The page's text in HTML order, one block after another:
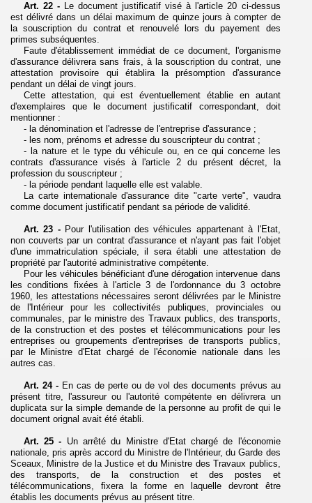
Art. 22 - Le document justificatif visé à l'article 20 ci-dessus
est délivré dans un délai maximum de quinze jours à compter de
la souscription du contrat et renouvelé lors du payement des
primes subséquentes.
Faute d'établissement immédiat de ce document, l'organisme
d'assurance délivrera sans frais, à la souscription du contrat, une
attestation provisoire qui établira la présomption d'assurance
pendant un délai de vingt jours.
Cette attestation, qui est éventuellement établie en autant
d'exemplaires que le document justificatif correspondant, doit
mentionner :
- la dénomination et l'adresse de l'entreprise d'assurance ;
- les nom, prénoms et adresse du souscripteur du contrat ;
- la nature et le type du véhicule ou, en ce qui concerne les
contrats d'assurance visés à l'article 2 du présent décret, la
profession du souscripteur ;
- la période pendant laquelle elle est valable.
La carte internationale d'assurance dite "carte verte", vaudra
comme document justificatif pendant sa période de validité.
Art. 23 -Pour l'utilisation des véhicules appartenant à l'Etat,
non couverts par un contrat d'assurance et n'ayant pas fait l'objet
d'une immatriculation spéciale, il sera établi une attestation de
propriété par l'autorité administrative compétente.
Pour les véhicules bénéficiant d'une dérogation intervenue dans
les conditions fixées à l'article 3 de l'ordonnance du 3 octobre
1960, les attestations nécessaires seront délivrées par le Ministre
de l'Intérieur pour les collectivités publiques, provinciales ou
communales, par le ministre des Travaux publics, des transports,
de la construction et des postes et télécommunications pour les
entreprises ou groupements d'entreprises de transports publics,
par le Ministre d'Etat chargé de l'économie nationale dans les
autres cas.
Art. 24 - En cas de perte ou de vol des documents prévus au
présent titre, l'assureur ou l'autorité compétente en délivrera un
duplicata sur la simple demande de la personne au profit de qui le
document orignal avait été établi.
Art. 25 - Un arrêté du Ministre d'Etat chargé de l'économie
nationale, pris après accord du Ministre de l'Intérieur, du Garde des
Sceaux, Ministre de la Justice et du Ministre des Travaux publics,
des transports, de la construction et des postes et
télécommunications, fixera la forme en laquelle devront être
établis les documents prévus au présent titre.